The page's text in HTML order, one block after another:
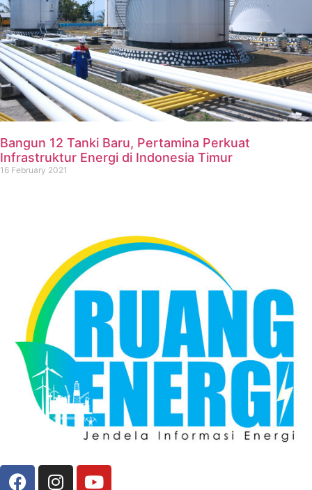
Bangun 12 Tanki Baru, Pertamina Perkuat
Infrastruktur Energi di Indonesia Timur
16 February 2021